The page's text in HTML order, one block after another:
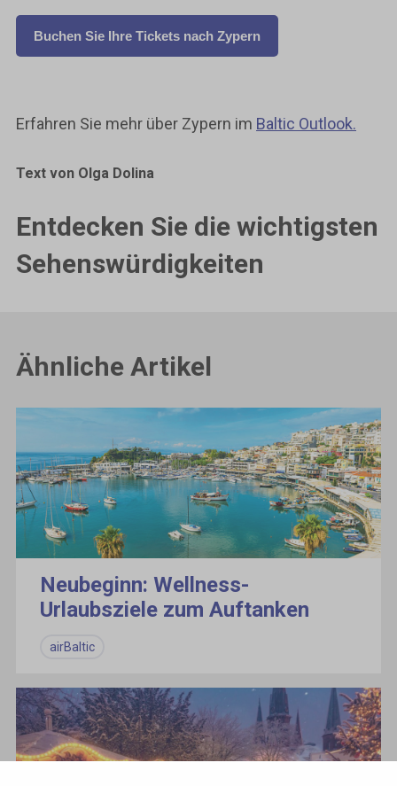
Buchen Sie Ihre Tickets nach Zypern
Erfahren Sie mehr über Zypern im Baltic Outlook.
Text von Olga Dolina
Entdecken Sie die wichtigsten
Sehenswürdigkeiten
Ähnliche Artikel
Neubeginn: Wellness-
Urlaubsziele zum Auftanken
airBaltic